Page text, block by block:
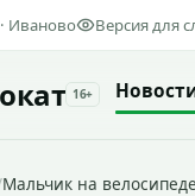
Иваново Версия для
кат 16+
Мальчик на